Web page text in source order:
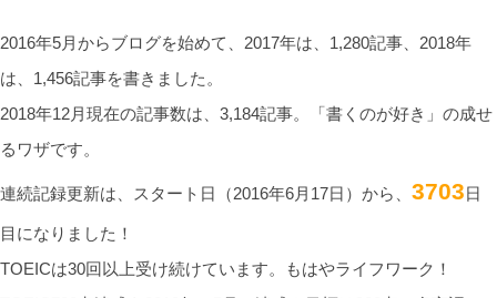
2016年5月からブログを始めて、2017年は、1,280記事、2018年
は、1,456記事を書きました。
2018年12月現在の記事数は、3,184記事。「書くのが好き」の成せ
るワザです。
連続記録更新は、スタート日（2016年6月17日）から、 3703 日
目になりました！
TOEICは30回以上受け続けています。もはやライフワーク！